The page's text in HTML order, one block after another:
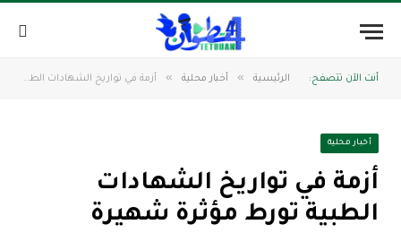
أنت الآن تتصفح: الرئيسية » أخبار محلية » أزمة في تواريخ الشهادات الطبية تورط مؤثرة شهيرة بتطوان
أخبار محلية
أزمة في تواريخ الشهادات
الطبية تورط مؤثرة شهيرة